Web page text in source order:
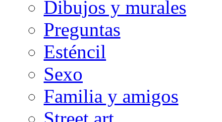
Dibujos y murales
Preguntas
Esténcil
Sexo
Familia y amigos